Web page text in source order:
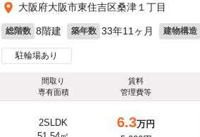
大阪府大阪市東住吉区桑津１丁目
総階数 8階建 築年数 33年11ヶ月 建物構造
駐輪場あり
間取り
専有面積
賃料
管理費等
2SLDK
6.3万円